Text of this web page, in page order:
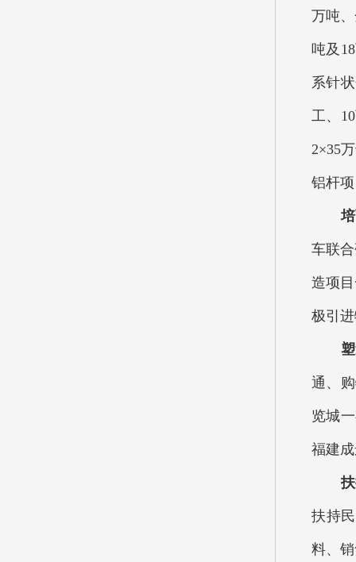
万吨
吨及
系针
工、
2×35
铝杆
培育
车联
造项
极引
塑造
通、
览城
福建
扶持
扶持
料、